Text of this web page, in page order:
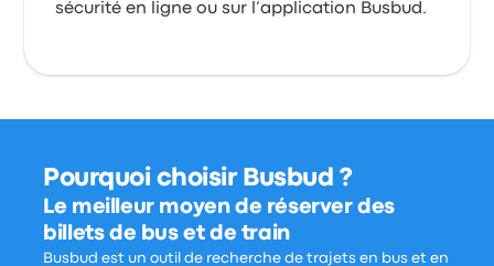
sécurité en ligne ou sur l’application Busbud.
Pourquoi choisir Busbud ?
Le meilleur moyen de réserver des
billets de bus et de train
Busbud est un outil de recherche de trajets en bus et en